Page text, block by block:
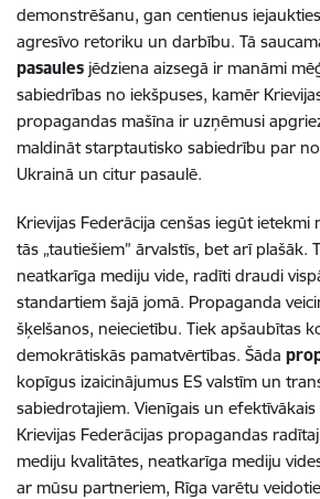
demonstrēšanu, gan centienus
agresīvo retoriku un darbību. Tā
pasaules jēdziena aizsegā ir manāmi
sabiedrības no iekšpuses, kamēr
propagandas mašīna ir uzņēmusi
maldināt starptautisko sabiedrību par
Ukrainā un citur pasaulē.
Krievijas Federācija cenšas iegūt ietekmi
tās „tautiešiem” ārvalstīs, bet arī plašāk.
neatkarīga mediju vide, radīti draudi
standartiem šajā jomā. Propaganda
šķelšanos, neiecietību. Tiek apšaubītas
demokrātiskās pamatvērtības. Šāda
kopīgus izaicinājumus ES valstīm un
sabiedrotajiem. Vienīgais un
Krievijas Federācijas propagandas
mediju kvalitātes, neatkarīga mediju
ar mūsu partneriem, Rīga varētu